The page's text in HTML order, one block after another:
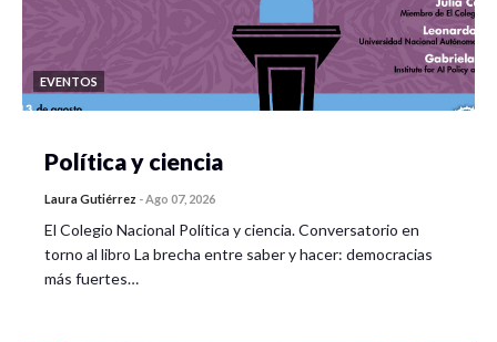
EVENTOS
Política y ciencia
Laura Gutiérrez - Ago 07, 2026
El Colegio Nacional Política y ciencia. Conversatorio en
torno al libro La brecha entre saber y hacer: democracias
más fuertes…